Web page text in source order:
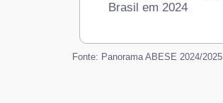
Brasil em 2024
Fonte: Panorama ABESE 2024/2025